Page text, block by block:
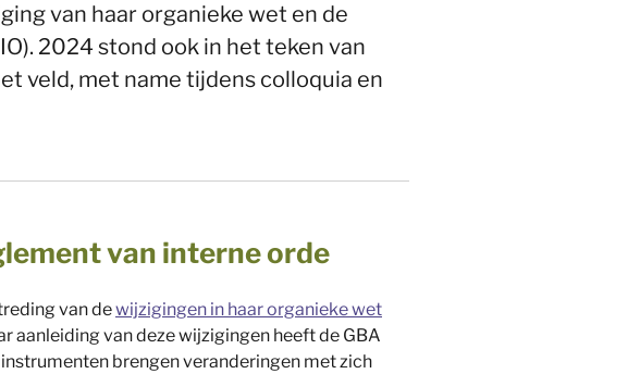
van haar organieke wet en de
2024 stond ook in het teken van
veld, met name tijdens colloquia en
van interne orde
van dewijzigingen in haar organieke wet
aanleiding van deze wijzigingen heeft de GBA
brengen veranderingen met zich